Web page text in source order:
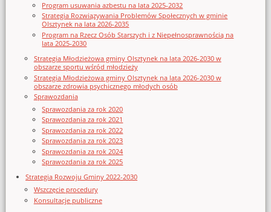
Program usuwania azbestu na lata 2025-2032
Strategia Rozwiązywania Problemów Społecznych w gminie
Olsztynek na lata 2026-2035
Program na Rzecz Osób Starszych i z Niepełnosprawnością na
lata 2025-2030
Strategia Młodzieżowa gminy Olsztynek na lata 2026-2030 w
obszarze sportu wśród młodzieży
Strategia Młodzieżowa gminy Olsztynek na lata 2026-2030 w
obszarze zdrowia psychicznego młodych osób
Sprawozdania
Sprawozdania za rok 2020
Sprawozdania za rok 2021
Sprawozdania za rok 2022
Sprawozdania za rok 2023
Sprawozdania za rok 2024
Sprawozdania za rok 2025
Strategia Rozwoju Gminy 2022-2030
Wszczęcie procedury
Konsultacje publiczne